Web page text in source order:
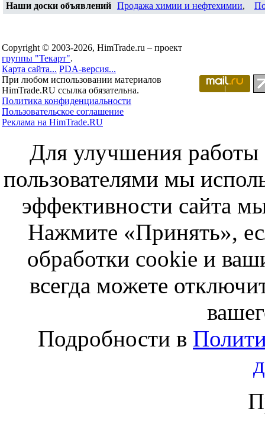
Наши доски объявлений Продажа химии и нефтехимии,
Copyright © 2003-2026, HimTrade.ru – проект
группы "Текарт".
Карта сайта... PDA-версия...
При любом использовании материалов
HimTrade.RU ссылка обязательна.
Политика конфиденциальности
Пользовательское соглашение
Реклама на HimTrade.RU
Для улучшения работы
пользователями мы
эффективности сайта
Нажмите «Принять»,
обработки cookie и
всегда можете
Подробности в